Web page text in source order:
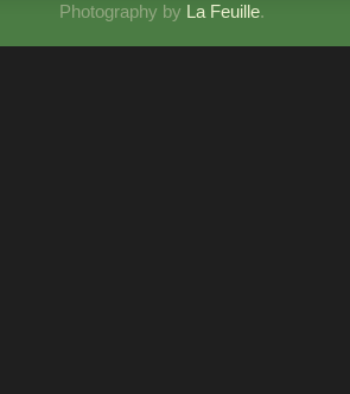
Photography by La Feuille.